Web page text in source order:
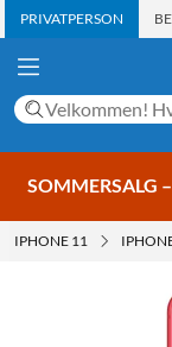
PRIVATPERSON
SOMMERSALG
IPHONE 11